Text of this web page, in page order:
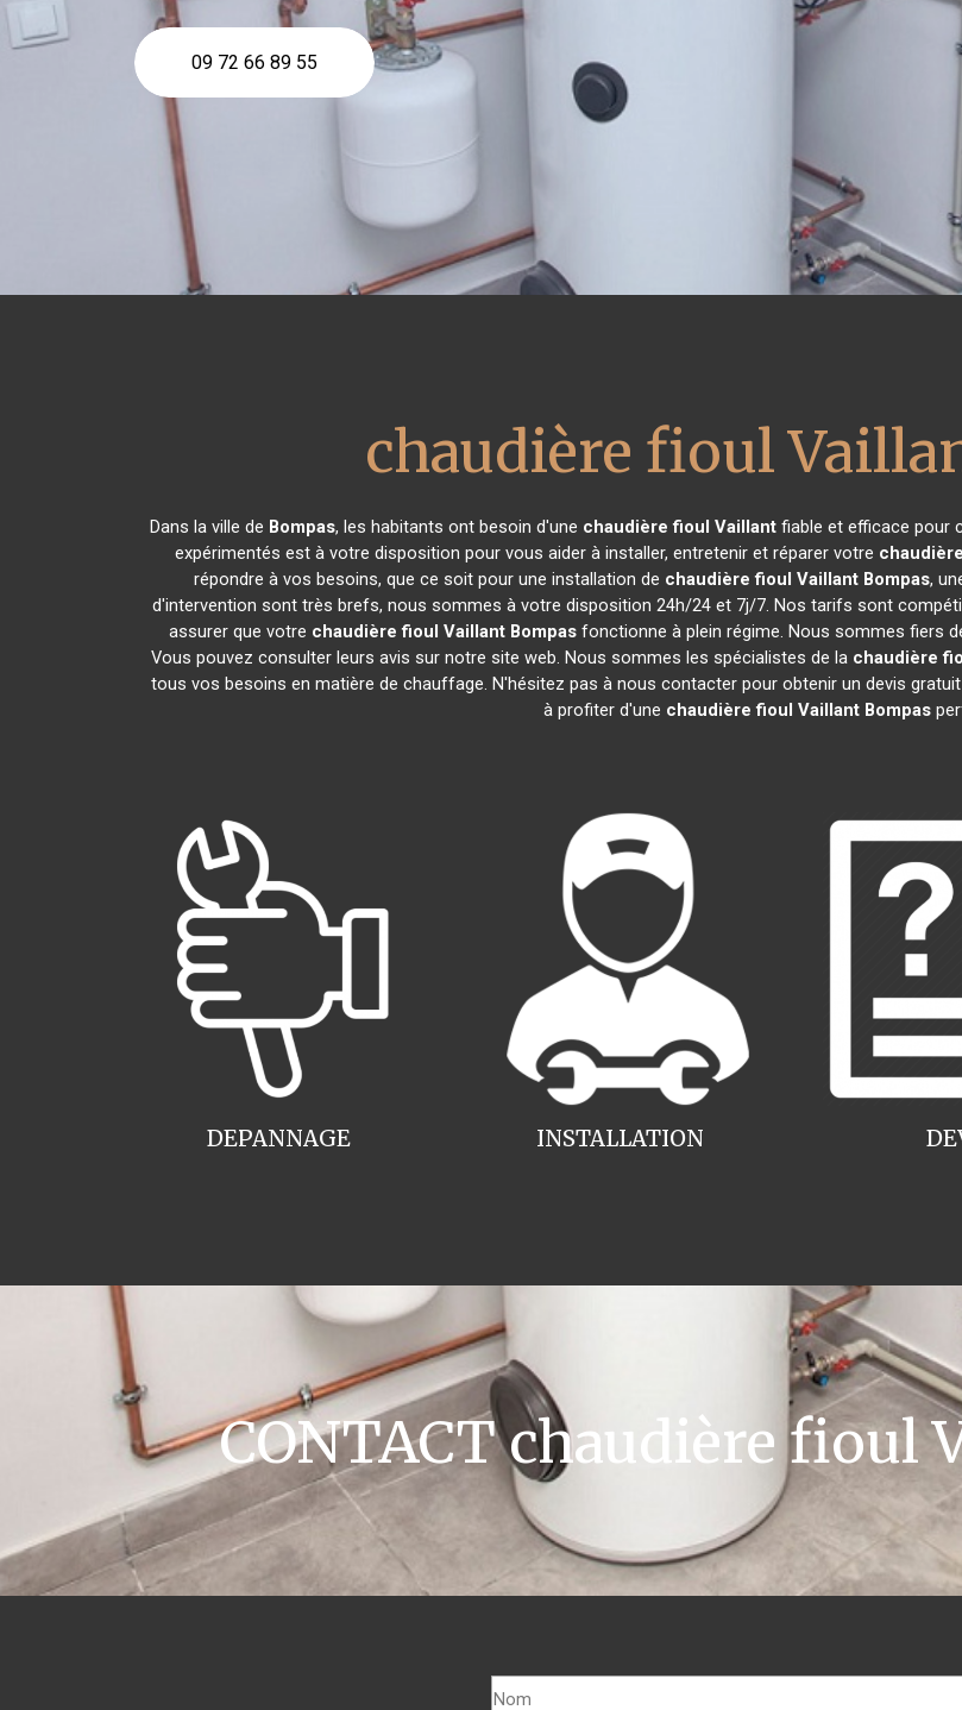
09 72 66 89 55
chaudière fioul
Dans la ville de Bompas, les habitants ont besoin d'une chaudière fioul Vaillant fiable et efficace pour
expérimentés est à votre disposition pour vous aider à installer, entretenir et réparer votre
répondre à vos besoins, que ce soit pour une installation de chaudière fioul Vaillant Bompas,
d'intervention sont très brefs, nous sommes à votre disposition 24h/24 et 7j/7. Nos tarifs sont
assurer que votre chaudière fioul Vaillant Bompas fonctionne à plein régime. Nous sommes fiers
Vous pouvez consulter leurs avis sur notre site web. Nous sommes les spécialistes de la chaudière
tous vos besoins en matière de chauffage. N'hésitez pas à nous contacter pour obtenir un devis
à profiter d'une chaudière fioul Vaillant Bompas
INSTALLATION
DEPANNAGE
CONTACT chaudière fioul